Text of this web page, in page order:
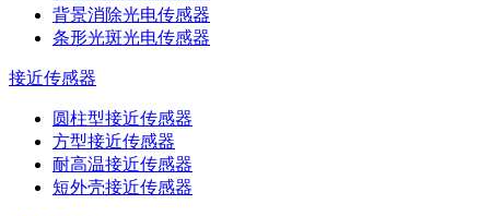
背景消除光电传感器
条形光斑光电传感器
接近传感器
圆柱型接近传感器
方型接近传感器
耐高温接近传感器
短外壳接近传感器